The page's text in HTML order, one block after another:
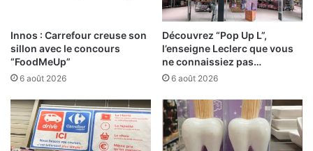
Innos : Carrefour creuse son
sillon avec le concours
“FoodMeUp”
6 août 2026
Découvrez “Pop Up L”,
l’enseigne Leclerc que vous
ne connaissiez pas…
6 août 2026